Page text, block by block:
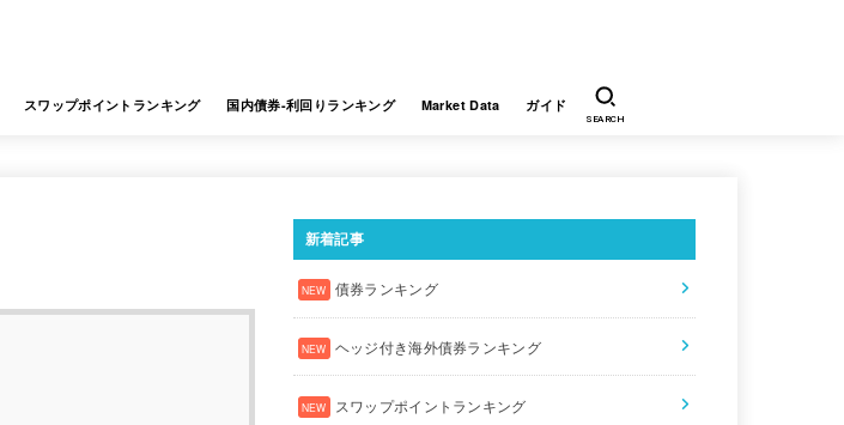
スワップポイントランキング 国内債券-利回りランキング Market Data ガイド
SEARCH
新着記事
債券ランキング
ヘッジ付き海外債券ランキング
スワップポイントランキング